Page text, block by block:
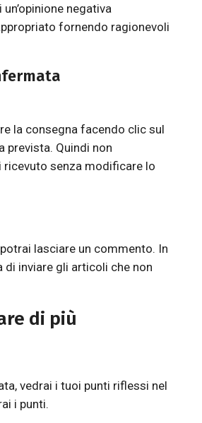
negativa
fornendo ragionevoli
la consegna facendo clic sul
prevista. Quindi non
ricevuto senza modificare lo
lasciare un commento. In
inviare gli articoli che non
di più
vedrai i tuoi punti riflessi nel
i punti.